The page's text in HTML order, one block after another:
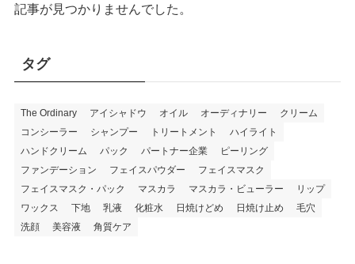
記事が見つかりませんでした。
タグ
The Ordinary アイシャドウ オイル オーディナリー
クリーム
コンシーラー
シャンプー トリートメント
ハイライト
ハンドクリーム
パック パートナー企業
ピーリング
ファンデーション
フェイスパウダー
フェイスマスク
フェイスマスク・パック
マスカラ マスカラ・ビューラー
リップ
ワックス
下地 乳液 化粧水 日焼けどめ 日焼け止め
毛穴
洗顔
美容液 角質ケア